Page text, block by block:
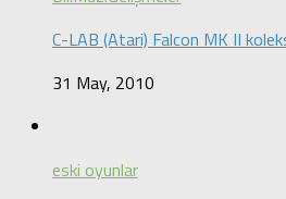
C-LAB (Atari) Falcon MK II
31 May, 2010
eski oyunlar